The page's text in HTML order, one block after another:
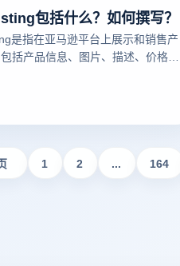
包括什么？如何撰写？
是指在亚马逊平台上展示和销售产
括产品信息、图片、描述、价格、
多的潜在买家，增加销量。以下云登
关于亚马逊Listing包括什么？如何
建议。
1 2 ... 164